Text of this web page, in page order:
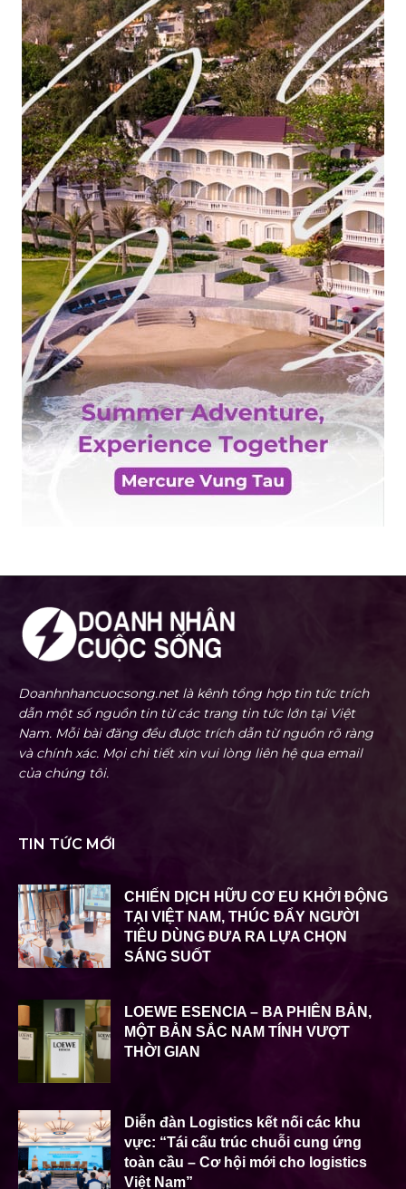
Doanhnhancuocsong.net là kênh tổng hợp tin tức trích
dẫn một số nguồn tin từ các trang tin tức lớn tại Việt
Nam. Mỗi bài đăng đều được trích dẫn từ nguồn rõ ràng
và chính xác. Mọi chi tiết xin vui lòng liên hệ qua email
của chúng tôi.
TIN TỨC MỚI
CHIẾN DỊCH HỮU CƠ EU KHỞI ĐỘNG
TẠI VIỆT NAM, THÚC ĐẨY NGƯỜI
TIÊU DÙNG ĐƯA RA LỰA CHỌN
SÁNG SUỐT
LOEWE ESENCIA – BA PHIÊN BẢN,
MỘT BẢN SẮC NAM TÍNH VƯỢT
THỜI GIAN
Diễn đàn Logistics kết nối các khu
vực: “Tái cấu trúc chuỗi cung ứng
toàn cầu – Cơ hội mới cho logistics
Việt Nam”